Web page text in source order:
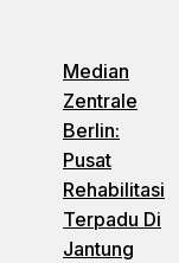
Median
Zentrale
Berlin:
Pusat
Rehabilitasi
Terpadu Di
Jantung